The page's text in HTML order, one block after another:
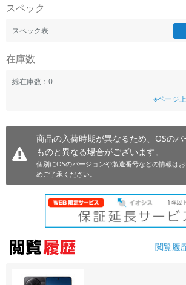
スペック
スペック表
在庫数
総在庫数：0
※ページ
商品の入荷時期が異なるため、OSの
ものと異なる場合がございます。
個別にOSのバージョンや製造番号などの情報は
めご了承ください。
閲覧履
容量
モニタサイズ
円 ～
年
各項目のチェックボックスは「or検索」となります。